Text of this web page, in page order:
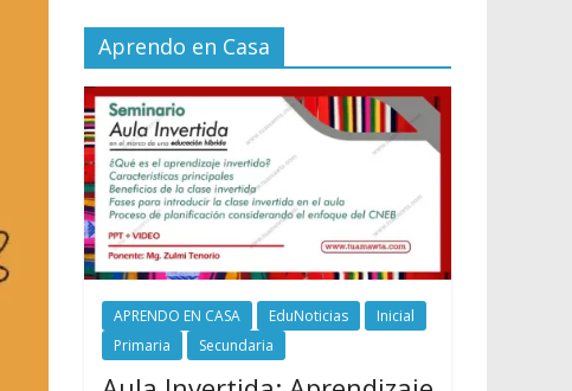
Aprendo en Casa
APRENDO EN CASA EduNoticias
Inicial
Primaria
Secundaria